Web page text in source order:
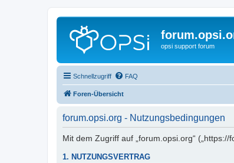
opsi support forum
Schnellzugriff FAQ
Foren-Übersicht
forum.opsi.org - Nutzungsbedingungen
Mit dem Zugriff auf „forum.opsi.org“
1. NUTZUNGSVERTRAG